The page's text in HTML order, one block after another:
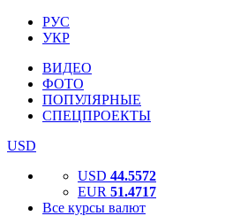
РУС
УКР
ВИДЕО
ФОТО
ПОПУЛЯРНЫЕ
СПЕЦПРОЕКТЫ
USD
USD 44.5572
EUR 51.4717
Все курсы валют